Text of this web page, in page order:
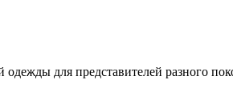
для представителей разного